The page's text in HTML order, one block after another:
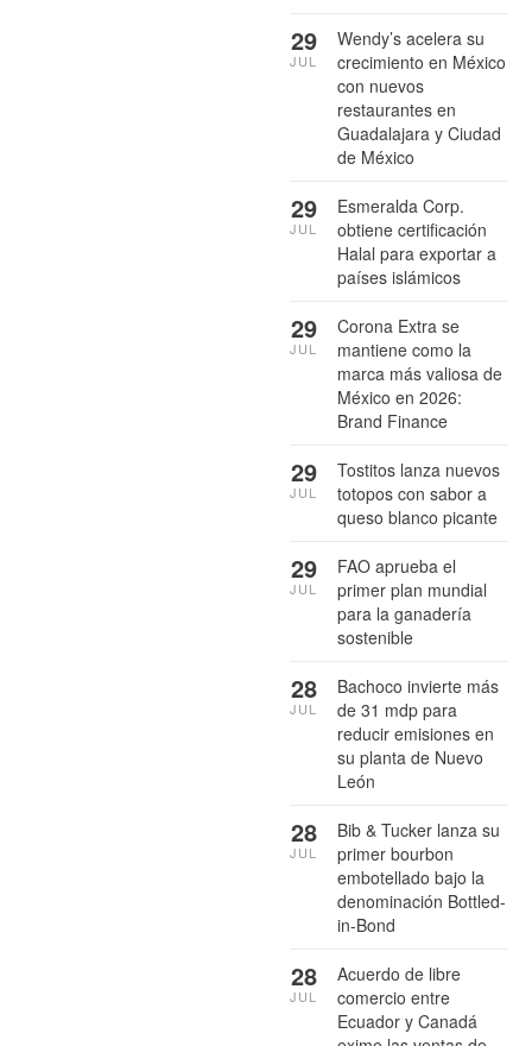
Wendy’s acelera su
crecimiento en México
con nuevos
restaurantes en
Guadalajara y Ciudad
de México
29
JUL
Esmeralda Corp.
obtiene certificación
Halal para exportar a
países islámicos
29
JUL
Corona Extra se
mantiene como la
marca más valiosa de
México en 2026:
Brand Finance
29
JUL
Tostitos lanza nuevos
totopos con sabor a
queso blanco picante
29
JUL
FAO aprueba el
primer plan mundial
para la ganadería
sostenible
29
JUL
Bachoco invierte más
de 31 mdp para
reducir emisiones en
su planta de Nuevo
León
28
JUL
Bib & Tucker lanza su
primer bourbon
embotellado bajo la
denominación Bottled-
in-Bond
28
JUL
Acuerdo de libre
comercio entre
Ecuador y Canadá
28
JUL